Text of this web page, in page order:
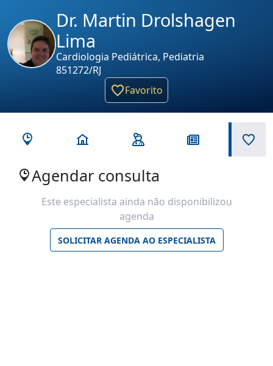
Dr. Martin Drolshagen
Lima
Cardiologia Pediátrica, Pediatria
851272/RJ
Favorito
Agendar consulta